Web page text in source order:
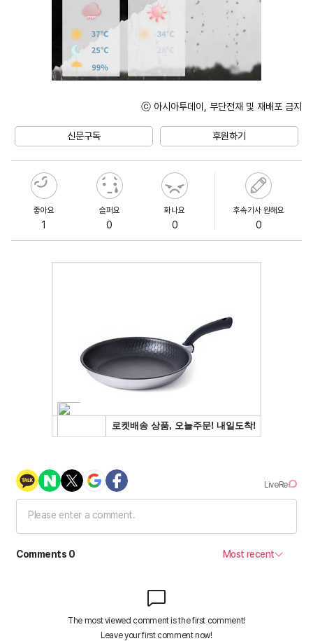
ⓒ 아시아투데이, 무단전재 및 재배포 금지
신문구독 후원하기
좋아요
1
슬퍼요
0
화나요
0
후속기사 원해요
0